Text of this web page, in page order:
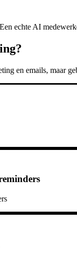
echte AI
en emails, maar